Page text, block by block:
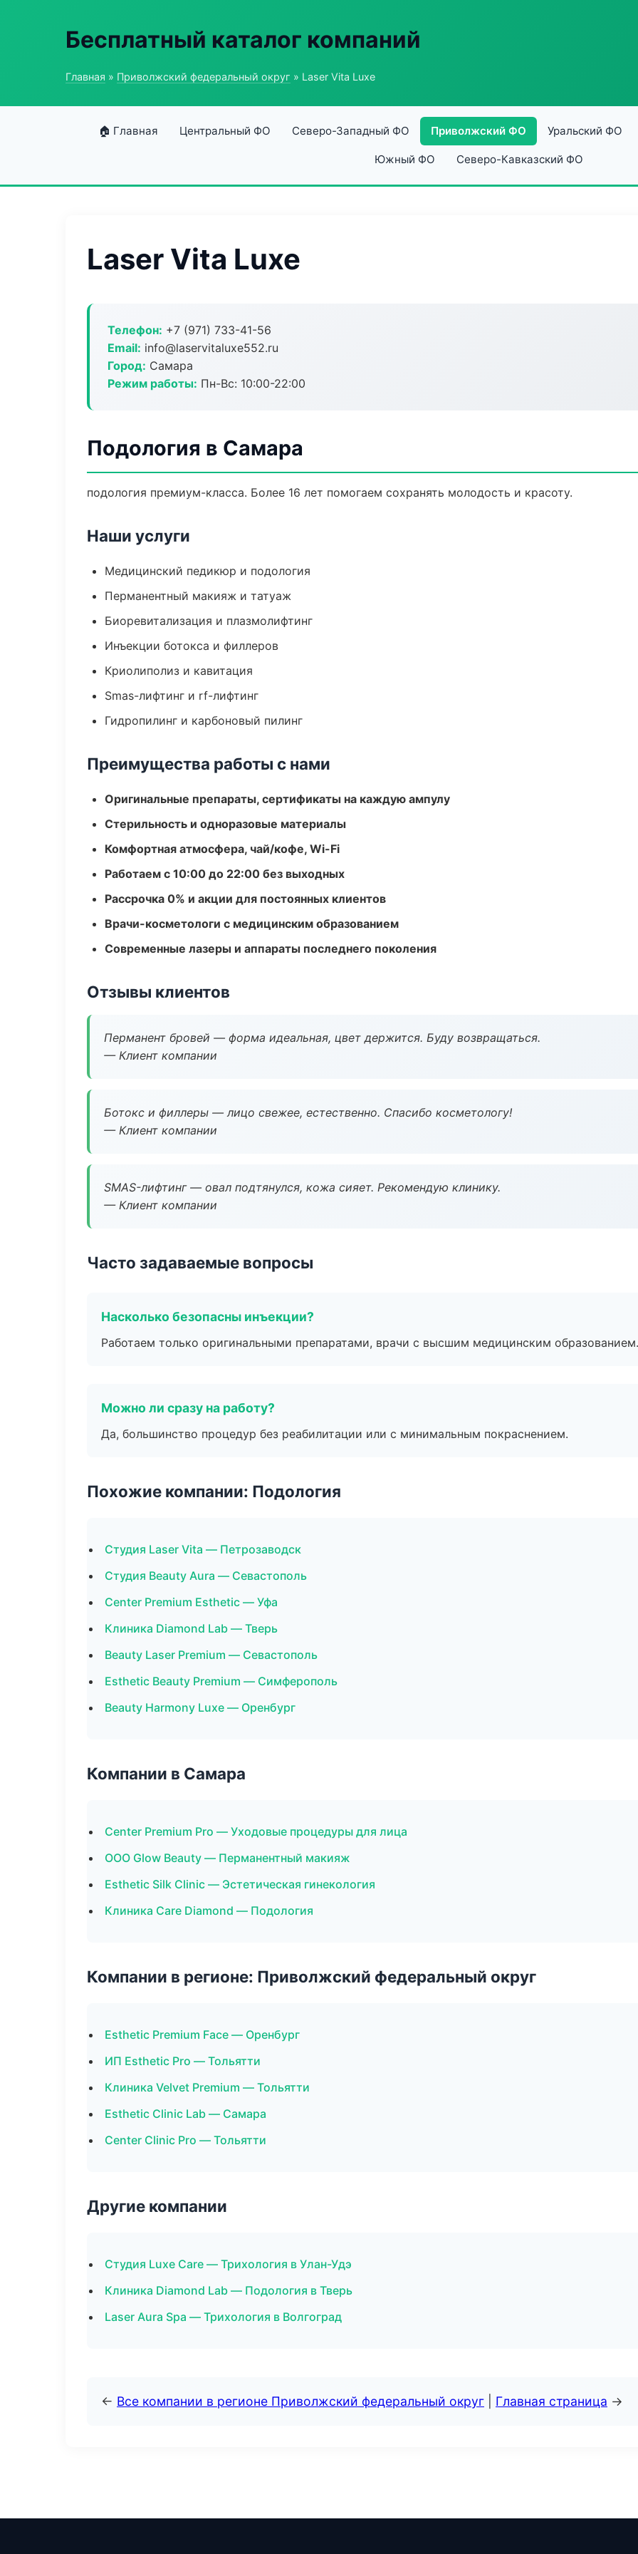
Бесплатный каталог компаний
Главная » Приволжский федеральный округ » Laser Vita Luxe
🏠 Главная Центральный ФО Северо-Западный ФО Приволжский ФО Уральский ФО
Южный ФО Северо-Кавказский ФО
Laser Vita Luxe
Телефон: +7 (971) 733-41-56
Email: info@laservitaluxe552.ru
Город: Самара
Режим работы: Пн-Вс: 10:00-22:00
Подология в Самара
подология премиум-класса. Более 16 лет помогаем сохранять молодость и красоту.
Наши услуги
Медицинский педикюр и подология
Перманентный макияж и татуаж
Биоревитализация и плазмолифтинг
Инъекции ботокса и филлеров
Криолиполиз и кавитация
Smas-лифтинг и rf-лифтинг
Гидропилинг и карбоновый пилинг
Преимущества работы с нами
Оригинальные препараты, сертификаты на каждую ампулу
Стерильность и одноразовые материалы
Комфортная атмосфера, чай/кофе, Wi-Fi
Работаем с 10:00 до 22:00 без выходных
Рассрочка 0% и акции для постоянных клиентов
Врачи-косметологи с медицинским образованием
Современные лазеры и аппараты последнего поколения
Отзывы клиентов
Перманент бровей — форма идеальная, цвет держится. Буду возвращаться.
— Клиент компании
Ботокс и филлеры — лицо свежее, естественно. Спасибо косметологу!
— Клиент компании
SMAS-лифтинг — овал подтянулся, кожа сияет. Рекомендую клинику.
— Клиент компании
Часто задаваемые вопросы
Насколько безопасны инъекции?
Работаем только оригинальными препаратами, врачи с высшим медицинским образованием.
Можно ли сразу на работу?
Да, большинство процедур без реабилитации или с минимальным покраснением.
Похожие компании: Подология
Студия Laser Vita — Петрозаводск
Студия Beauty Aura — Севастополь
Center Premium Esthetic — Уфа
Клиника Diamond Lab — Тверь
Beauty Laser Premium — Севастополь
Esthetic Beauty Premium — Симферополь
Beauty Harmony Luxe — Оренбург
Компании в Самара
Center Premium Pro — Уходовые процедуры для лица
ООО Glow Beauty — Перманентный макияж
Esthetic Silk Clinic — Эстетическая гинекология
Клиника Care Diamond — Подология
Компании в регионе: Приволжский федеральный округ
Esthetic Premium Face — Оренбург
ИП Esthetic Pro — Тольятти
Клиника Velvet Premium — Тольятти
Esthetic Clinic Lab — Самара
Center Clinic Pro — Тольятти
Другие компании
Студия Luxe Care — Трихология в Улан-Удэ
Клиника Diamond Lab — Подология в Тверь
Laser Aura Spa — Трихология в Волгоград
← Все компании в регионе Приволжский федеральный округ Главная страница →